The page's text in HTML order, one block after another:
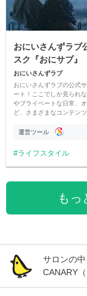
おにいさんずラブ
スク『おにサブ』
おにいさんずラブ
おにいさんずラブの公式
ート！ここでしか見られ
やプライベートな日常、
ど、さまざまなコンテン
運営ツール
ライフスタイル
もっ
サロンの
CANARY（